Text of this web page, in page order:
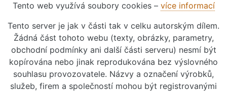
Tento web využívá soubory cookies – více informací
Tento server je jak v části tak v celku autorským dílem.
Žádná část tohoto webu (texty, obrázky, parametry,
obchodní podmínky ani další části serveru) nesmí být
kopírována nebo jinak reprodukována bez výslovného
souhlasu provozovatele. Názvy a označení výrobků,
služeb, firem a společností mohou být registrovanými